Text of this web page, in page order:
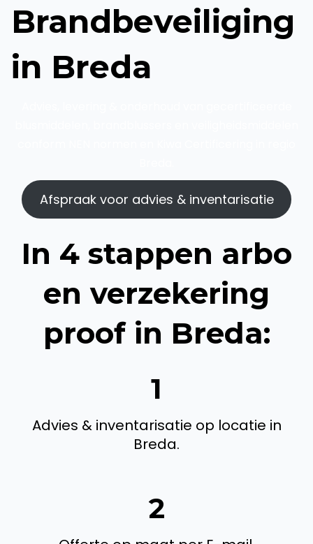
Brandbeveiliging
in Breda
Afspraak voor advies & inventarisatie
In 4 stappen arbo
en verzekering
proof in Breda:
1
Advies & inventarisatie op locatie in
Breda.
2